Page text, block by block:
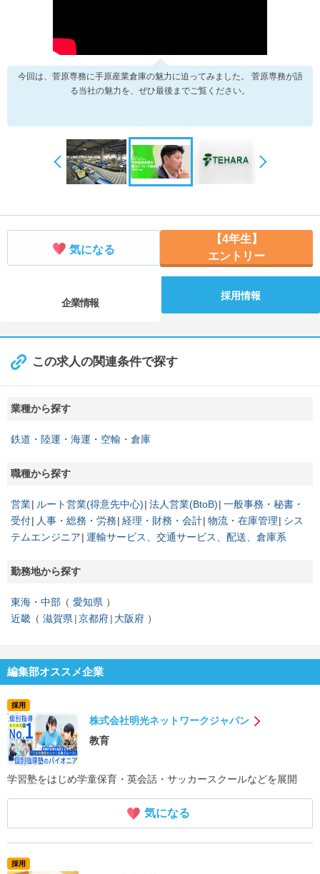
今回は、菅原専務に手原産業倉庫の魅力に迫ってみました。 菅原専務が語
る当社の魅力を、ぜひ最後までご覧ください。
気になる
【4年生】
エントリー
企業情報
採用情報
この求人の関連条件で探す
業種から探す
鉄道・陸運・海運・空輸・倉庫
職種から探す
営業 ルート営業(得意先中心) 法人営業(BtoB) 一般事務・秘書・
受付
人事・総務・労務 経理・財務・会計 物流・在庫管理
シス
テムエンジニア 運輸サービス、交通サービス、配送、倉庫系
勤務地から探す
東海・中部
愛知県
近畿
滋賀県 京都府 大阪府
編集部オススメ企業
採用
株式会社明光ネットワークジャパン
教育
学習塾をはじめ学童保育・英会話・サッカースクールなどを展開
気になる
採用